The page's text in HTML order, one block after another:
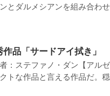
ダルメシアンを組み合わせ
品「サードアイ拭き」
：ステファノ・ダン【アル
トな作品と言える作品だ。